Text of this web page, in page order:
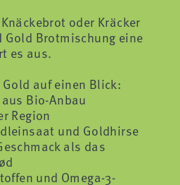
oder Kräcker
Brotmischung eine
es aus.
auf einen Blick:
Bio-Anbau
Region
und Goldhirse
als das
und Omega-3-